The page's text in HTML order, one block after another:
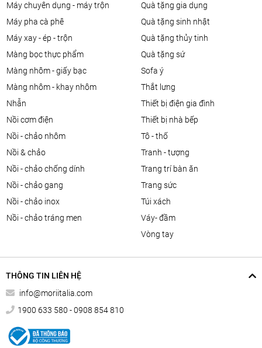
máy chuyên dụng - máy trộn
máy pha cà phê
máy xay - ép - trộn
màng bọc thực phẩm
màng nhôm - giấy bạc
màng nhôm - khay nhôm
nhẫn
nồi cơm điện
nồi - chảo nhôm
nồi & chảo
nồi - chảo chống dính
nồi - chảo gang
nồi - chảo inox
nồi - chảo tráng men
quà tặng gia dụng
quà tặng sinh nhật
quà tặng thủy tinh
quà tặng sứ
sofa ý
thắt lưng
thiết bị điện gia đình
thiết bị nhà bếp
tô - thố
tranh - tượng
trang trí bàn ăn
trang sức
túi xách
váy- đầm
vòng tay
THÔNG TIN LIÊN HỆ
info@moriitalia.com
1900 633 580 - 0908 854 810